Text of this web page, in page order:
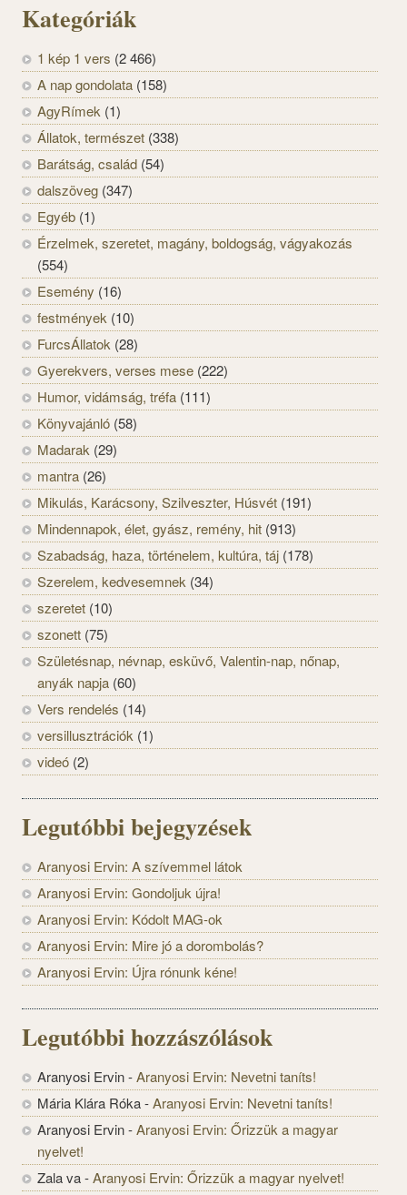
Kategóriák
1 kép 1 vers (2 466)
A nap gondolata (158)
AgyRímek (1)
Állatok, természet (338)
Barátság, család (54)
dalszöveg (347)
Egyéb (1)
Érzelmek, szeretet, magány, boldogság, vágyakozás
(554)
Esemény (16)
festmények (10)
FurcsÁllatok (28)
Gyerekvers, verses mese (222)
Humor, vidámság, tréfa (111)
Könyvajánló (58)
Madarak (29)
mantra (26)
Mikulás, Karácsony, Szilveszter, Húsvét (191)
Mindennapok, élet, gyász, remény, hit (913)
Szabadság, haza, történelem, kultúra, táj (178)
Szerelem, kedvesemnek (34)
szeretet (10)
szonett (75)
Születésnap, névnap, esküvő, Valentin-nap, nőnap,
anyák napja (60)
Vers rendelés (14)
versillusztrációk (1)
videó (2)
Legutóbbi bejegyzések
Aranyosi Ervin: A szívemmel látok
Aranyosi Ervin: Gondoljuk újra!
Aranyosi Ervin: Kódolt MAG-ok
Aranyosi Ervin: Mire jó a dorombolás?
Aranyosi Ervin: Újra rónunk kéne!
Legutóbbi hozzászólások
Aranyosi Ervin-Aranyosi Ervin: Nevetni taníts!
Mária Klára Róka-Aranyosi Ervin: Nevetni taníts!
Aranyosi Ervin-Aranyosi Ervin: Őrizzük a magyar
nyelvet!
Zala va-Aranyosi Ervin: Őrizzük a magyar nyelvet!